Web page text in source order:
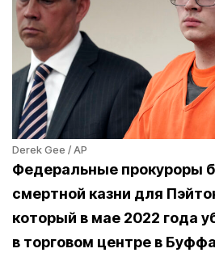
Derek Gee / AP
Федеральные прокуроры
смертной казни для
который в мае 2022 года
в торговом центре в